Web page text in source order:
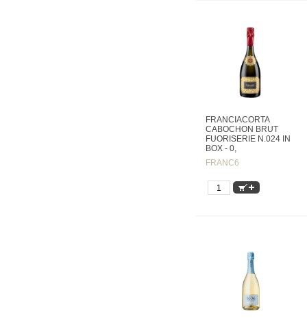
FRANCIACORTA
CABOCHON BRUT
FUORISERIE N.024 IN
BOX - 0,
FRANC6